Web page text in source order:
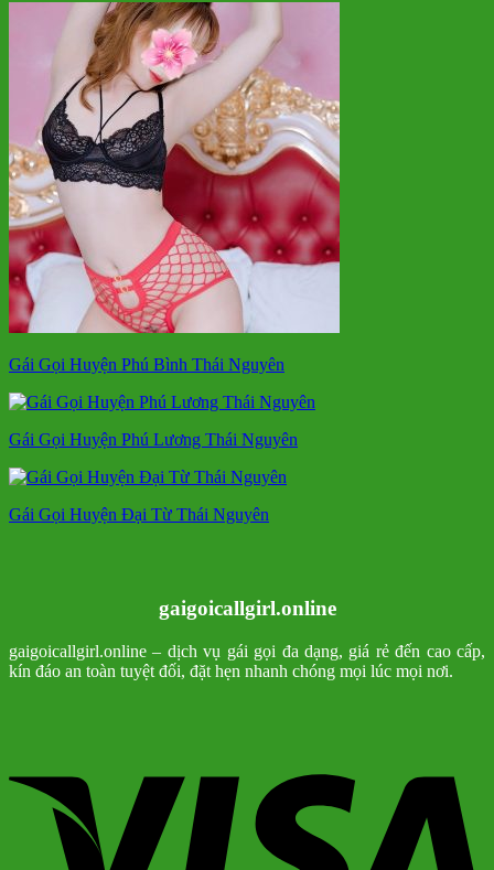
Gái Gọi Huyện Phú Bình Thái Nguyên
Gái Gọi Huyện Phú Lương Thái Nguyên
Gái Gọi Huyện Đại Từ Thái Nguyên
gaigoicallgirl.online
gaigoicallgirl.online – dịch vụ gái gọi đa dạng, giá rẻ đến cao cấp,
kín đáo an toàn tuyệt đối, đặt hẹn nhanh chóng mọi lúc mọi nơi.